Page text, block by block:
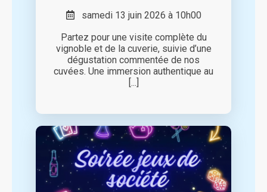
samedi 13 juin 2026 à 10h00
Partez pour une visite complète du
vignoble et de la cuverie, suivie d’une
dégustation commentée de nos
cuvées. Une immersion authentique au
[...]